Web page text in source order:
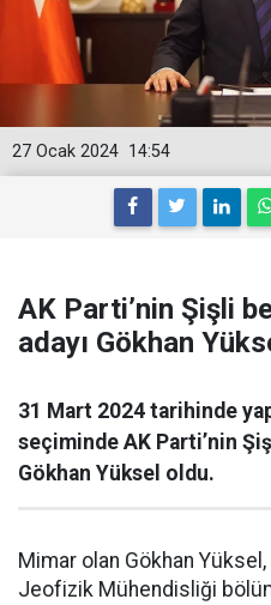
14:54
27 Ocak 2024
AK Parti’nin Şişli
adayı Gökhan
31 Mart 2024 tarihinde
seçiminde AK Parti’nin
Gökhan Yüksel oldu.
Mimar olan Gökhan Yüksel,
Jeofizik Mühendisliği